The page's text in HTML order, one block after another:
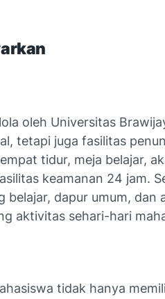
oleh Universitas
tetapi juga fasilitas
tidur, meja belajar,
keamanan 24 jam.
belajar, dapur umum, dan
aktivitas sehari-hari
tidak hanya